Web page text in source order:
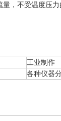
，不受温度压
工业制作
各种仪器